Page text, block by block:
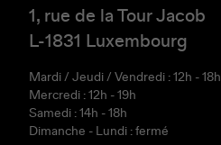
1, rue de la Tour Jacob
L-1831 Luxembourg
Mardi / Jeudi / Vendredi : 12h - 18h
Mercredi : 12h - 19h
Samedi : 14h - 18h
Dimanche - Lundi : fermé